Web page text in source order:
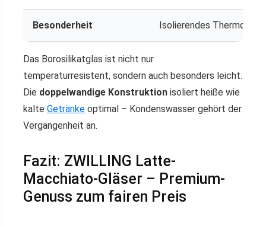
Besonderheit Isolierendes Thermoglas
Das Borosilikatglas ist nicht nur
temperaturresistent, sondern auch besonders leicht.
Die doppelwandige Konstruktion isoliert heiße wie
kalte Getränke optimal – Kondenswasser gehört der
Vergangenheit an.
Fazit: ZWILLING Latte-
Macchiato-Gläser – Premium-
Genuss zum fairen Preis